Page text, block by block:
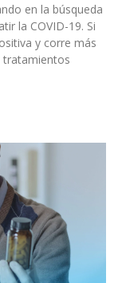
en la búsqueda
la COVID-19. Si
y corre más
tratamientos